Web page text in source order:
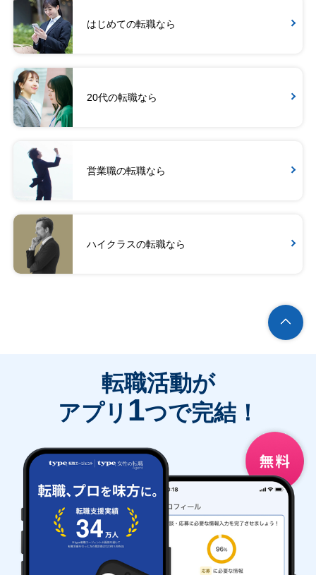
はじめての転職なら
20代の転職なら
営業職の転職なら
ハイクラスの転職なら
転職活動が
アプリ 1つで完結！